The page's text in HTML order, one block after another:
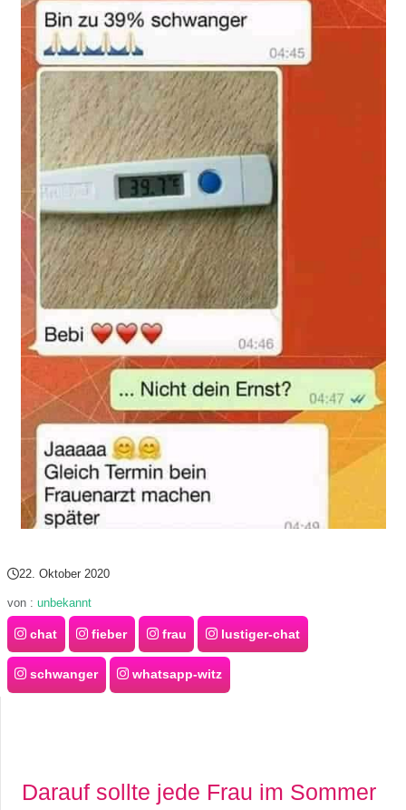
22. Oktober 2020
von : unbekannt
chat fieber frau lustiger-chat
schwanger whatsapp-witz
Darauf sollte jede Frau im Sommer